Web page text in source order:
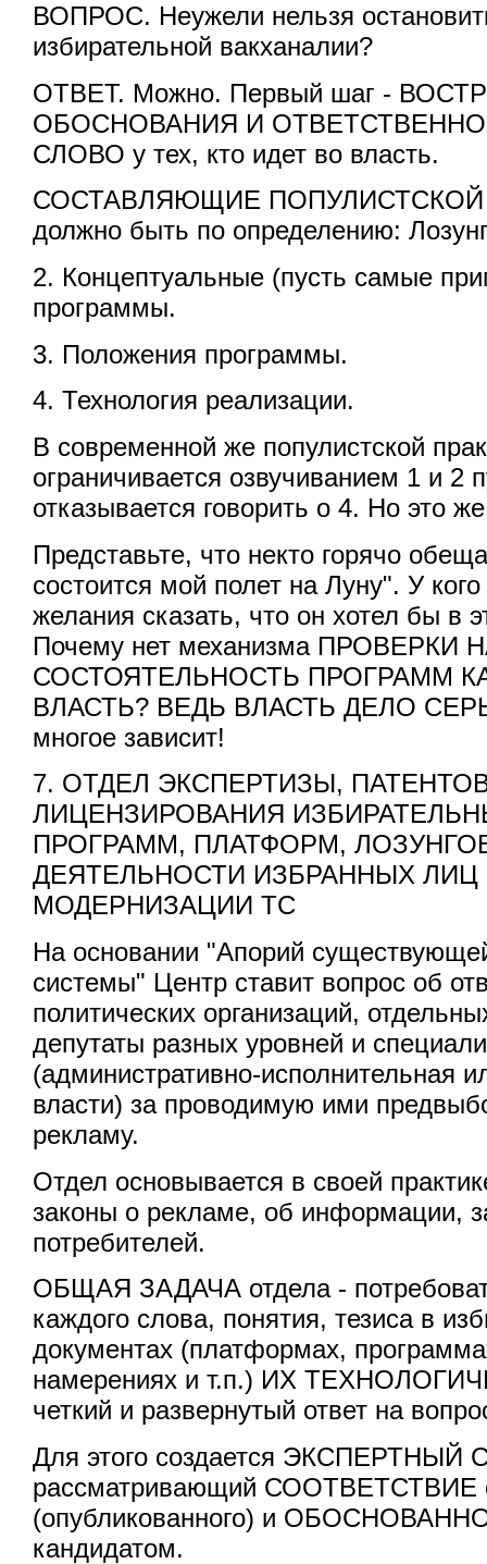
ВОПРОС. Неужели нельзя
избирательной вакханалии?
ОТВЕТ. Можно. Первый шаг -
ОБОСНОВАНИЯ И
СЛОВО у тех, кто идет во власть.
СОСТАВЛЯЮЩИЕ
должно быть по определению:
2. Концептуальные (пусть самые
программы.
3. Положения программы.
4. Технология реализации.
В современной же популистской
ограничивается озвучиванием 1 и 2
отказывается говорить о 4. Но это
Представьте, что некто горячо
состоится мой полет на Луну". У кого
желания сказать, что он хотел бы в
Почему нет механизма ПРОВЕРКИ
СОСТОЯТЕЛЬНОСТЬ ПРОГРАММ
ВЛАСТЬ? ВЕДЬ ВЛАСТЬ ДЕЛО
многое зависит!
7. ОТДЕЛ ЭКСПЕРТИЗЫ,
ЛИЦЕНЗИРОВАНИЯ
ПРОГРАММ, ПЛАТФОРМ,
ДЕЯТЕЛЬНОСТИ ИЗБРАННЫХ ЛИЦ
МОДЕРНИЗАЦИИ ТС
На основании "Апорий
системы" Центр ставит вопрос об
политических организаций,
депутаты разных уровней и
(административно-исполнительная
власти) за проводимую ими
рекламу.
Отдел основывается в своей
законы о рекламе, об информации,
потребителей.
ОБЩАЯ ЗАДАЧА отдела -
каждого слова, понятия, тезиса в
документах (платформах,
намерениях и т.п.) ИХ
четкий и развернутый ответ на
Для этого создается ЭКСПЕРТНЫЙ
рассматривающий СООТВЕТСТВИЕ
(опубликованного) и
кандидатом.